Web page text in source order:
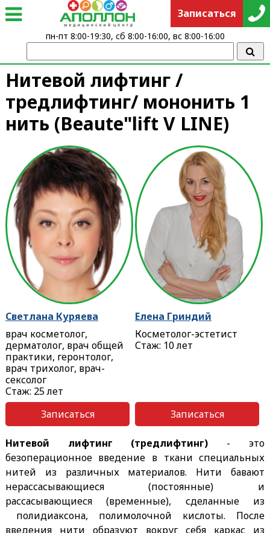
Нитевой лифтинг /
тредлифтинг/ мононить 1
нить (Beaute"lift V LINE)
Светлана Куряева
врач косметолог,
дерматолог, врач общей
практики, геронтолог,
врач трихолог, врач-
сексолог
Стаж: 25 лет
Записаться
Елена Гриндий
Косметолог-эстетист
Стаж: 10 лет
Записаться
Нитевой лифтинг (тредлифтинг) - это
безоперационное введение в ткани специальных
нитей из различных материалов. Нити бавают
нерассасывающиеся (постоянные) и
рассасывающиеся (временные), сделанные из
полидиаксона, полимолочной кислоты. После
введения нити образуют вокруг себя каркас из
Записаться
пн-пт 8:00-19:30, сб 8:00-16:00, вс 8:00-16:00